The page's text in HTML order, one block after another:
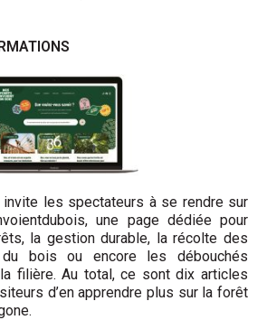
les spectateurs à se rendre sur
une page dédiée pour
la gestion durable, la récolte des
bois ou encore les débouchés
filière. Au total, ce sont dix articles
d’en apprendre plus sur la forêt